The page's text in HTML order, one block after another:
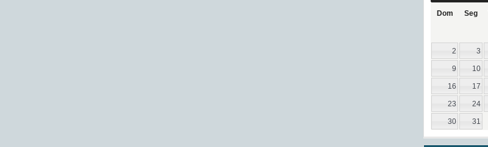
Dom Seg
2 3
9 10
16 17
23 24
30 31